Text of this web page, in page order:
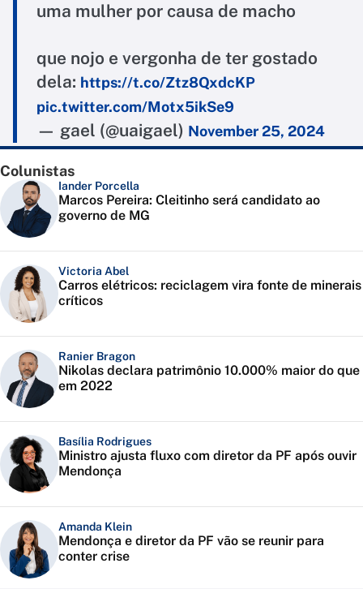
uma mulher por causa de macho
que nojo e vergonha de ter gostado
dela: https://t.co/Ztz8QxdcKP
pic.twitter.com/Motx5ikSe9
— gael (@uaigael) November 25, 2024
Colunistas
Iander Porcella
Marcos Pereira: Cleitinho será candidato ao
governo de MG
Victoria Abel
Carros elétricos: reciclagem vira fonte de minerais
críticos
Ranier Bragon
Nikolas declara patrimônio 10.000% maior do que
em 2022
Basília Rodrigues
Ministro ajusta fluxo com diretor da PF após ouvir
Mendonça
Amanda Klein
Mendonça e diretor da PF vão se reunir para
conter crise